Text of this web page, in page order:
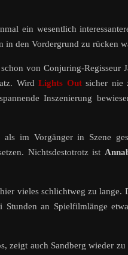
ein wesentlich
in den Vordergrund zu rücken
von Conjuring-Regisseur
WirdLights Outsicher nie
Inszenierung
im Vorgänger in Szene
Nichtsdestotrotz ist
vieles schlichtweg zu lange.
an Spielfilmlänge
zeigt auch Sandberg wieder